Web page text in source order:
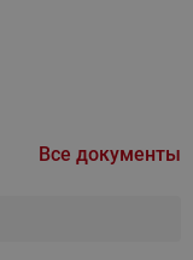
Все документы